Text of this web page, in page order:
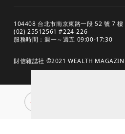
104408 台北市南京東路一段 52 號 7 樓
(02) 25512561 #224-226
服務時間：週一～週五 09:00-17:30
財信雜誌社 ©2021 WEALTH